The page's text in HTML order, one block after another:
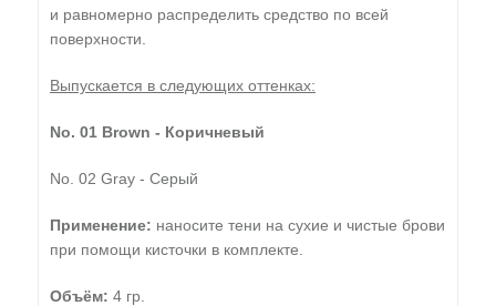
и равномерно распределить средство по всей
поверхности.
Выпускается в следующих оттенках:
No. 01 Brown - Коричневый
No. 02 Gray - Серый
Применение: наносите тени на сухие и чистые брови
при помощи кисточки в комплекте.
Объём: 4 гр.